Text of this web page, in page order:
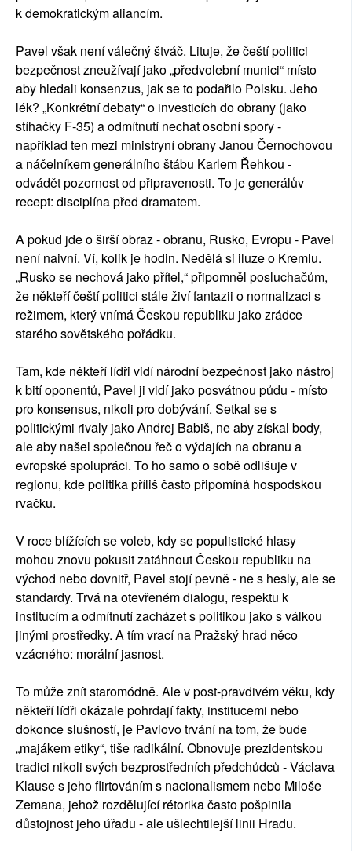
k demokratickým aliancím.
Pavel však není válečný štváč. Lituje, že čeští politici
bezpečnost zneužívají jako „předvolební munici“ místo
aby hledali konsenzus, jak se to podařilo Polsku. Jeho
lék? „Konkrétní debaty“ o investicích do obrany (jako
stíhačky F-35) a odmítnutí nechat osobní spory -
například ten mezi ministryní obrany Janou Černochovou
a náčelníkem generálního štábu Karlem Řehkou -
odvádět pozornost od připravenosti. To je generálův
recept: disciplína před dramatem.
A pokud jde o širší obraz - obranu, Rusko, Evropu - Pavel
není naivní. Ví, kolik je hodin. Nedělá si iluze o Kremlu.
„Rusko se nechová jako přítel,“ připomněl posluchačům,
že někteří čeští politici stále živí fantazii o normalizaci s
režimem, který vnímá Českou republiku jako zrádce
starého sovětského pořádku.
Tam, kde někteří lídři vidí národní bezpečnost jako nástroj
k bití oponentů, Pavel ji vidí jako posvátnou půdu - místo
pro konsensus, nikoli pro dobývání. Setkal se s
politickými rivaly jako Andrej Babiš, ne aby získal body,
ale aby našel společnou řeč o výdajích na obranu a
evropské spolupráci. To ho samo o sobě odlišuje v
regionu, kde politika příliš často připomíná hospodskou
rvačku.
V roce blížících se voleb, kdy se populistické hlasy
mohou znovu pokusit zatáhnout Českou republiku na
východ nebo dovnitř, Pavel stojí pevně - ne s hesly, ale se
standardy. Trvá na otevřeném dialogu, respektu k
institucím a odmítnutí zacházet s politikou jako s válkou
jinými prostředky. A tím vrací na Pražský hrad něco
vzácného: morální jasnost.
To může znít staromódně. Ale v post-pravdivém věku, kdy
někteří lídři okázale pohrdají fakty, institucemi nebo
dokonce slušností, je Pavlovo trvání na tom, že bude
„majákem etiky“, tiše radikální. Obnovuje prezidentskou
tradici nikoli svých bezprostředních předchůdců - Václava
Klause s jeho flirtováním s nacionalismem nebo Miloše
Zemana, jehož rozdělující rétorika často pošpinila
důstojnost jeho úřadu - ale ušlechtilejší linii Hradu.